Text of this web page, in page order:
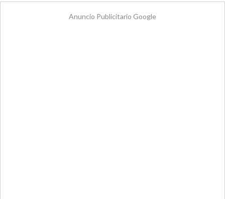
Anuncio Publicitario Google